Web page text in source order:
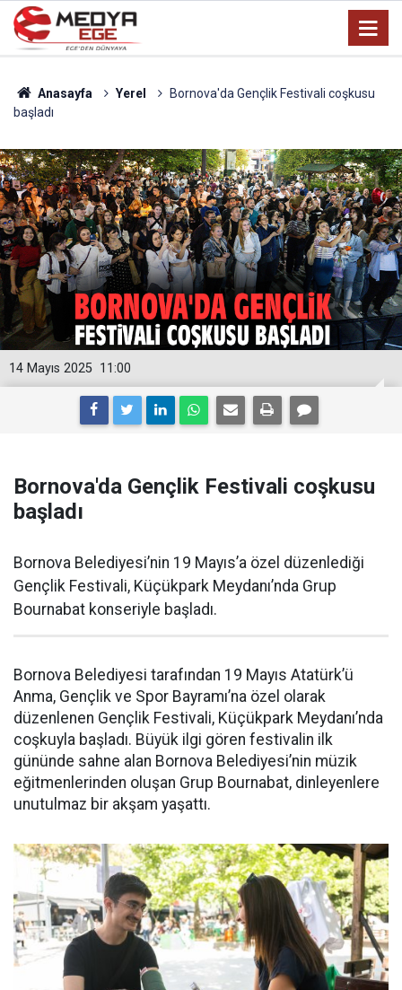
Anasayfa Yerel
Bornova'da Gençlik Festivali coşkusu
başladı
11:00
14 Mayıs 2025
Bornova'da Gençlik Festivali coşkusu
başladı
Bornova Belediyesi’nin 19 Mayıs’a özel düzenlediği
Gençlik Festivali, Küçükpark Meydanı’nda Grup
Bournabat konseriyle başladı.
Bornova Belediyesi tarafından 19 Mayıs Atatürk’ü
Anma, Gençlik ve Spor Bayramı’na özel olarak
düzenlenen Gençlik Festivali, Küçükpark Meydanı’nda
coşkuyla başladı. Büyük ilgi gören festivalin ilk
gününde sahne alan Bornova Belediyesi’nin müzik
eğitmenlerinden oluşan Grup Bournabat, dinleyenlere
unutulmaz bir akşam yaşattı.